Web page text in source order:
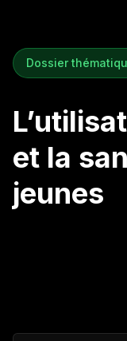
Dossier
et la
jeunes